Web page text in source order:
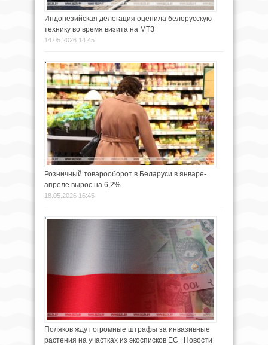
Индонезийская делегация оценила белорусскую
технику во время визита на МТЗ
14.05.2026 14:45
Розничный товарооборот в Беларуси в январе-
апреле вырос на 6,2%
18.05.2026 16:45
Поляков ждут огромные штрафы за инвазивные
растения на участках из экосписков ЕС | Новости